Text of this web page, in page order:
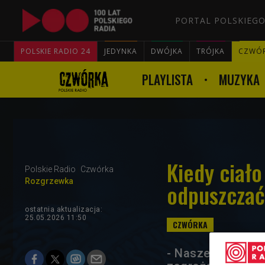
PORTAL
POLSKIE RADIO 24 JEDYNKA DWÓJKA TRÓJKA
PLAYLISTA MUZYKA
Polskie Radio
Czwórka
Rozgrzewka
Kiedy
ostatnia aktualizacja:
25.05.2026 11:50
- Nasze ciało